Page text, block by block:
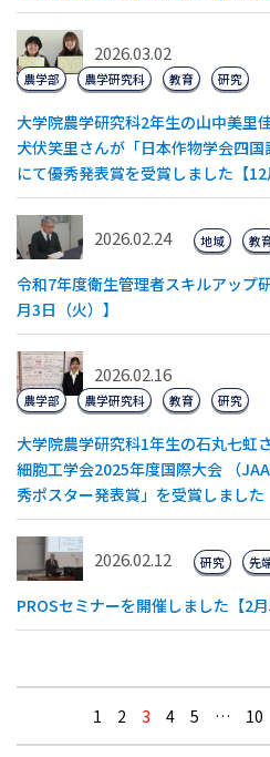
2026.03.02
大学院農学研究科2年生の山中美里
犬伏笑里さんが「日本作物学会四国
にて優秀発表賞を受賞しました【12
農学部 農学研究科 教育 研究
2026.02.24
令和7年度衛生管理者スキルアップ
月3日（火）】
地域 教
2026.02.16
大学院農学研究科1年生の石丸七虹
細胞工学会2025年度国際大会 （
秀ポスター発表賞」を受賞しました
農学部 農学研究科 教育 研究
2026.02.12
PROSセミナーを開催しました【2月
研究 先
1 2 3 4 5 … 10